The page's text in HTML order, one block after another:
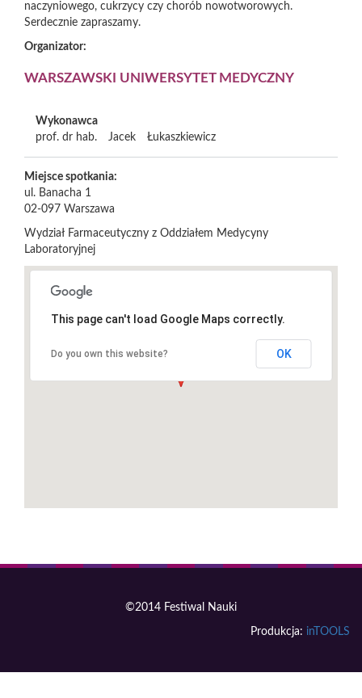
naczyniowego, cukrzycy czy chorób nowotworowych.
Serdecznie zapraszamy.
Organizator:
WARSZAWSKI UNIWERSYTET MEDYCZNY
Wykonawca
prof. dr hab.
Jacek Łukaszkiewicz
Miejsce spotkania:
ul. Banacha 1
02-097 Warszawa
Wydział Farmaceutyczny z Oddziałem Medycyny
Laboratoryjnej
This page can't load Google Maps correctly.
Do you own this website? OK
©2014 Festiwal Nauki
Produkcja: inTOOLS